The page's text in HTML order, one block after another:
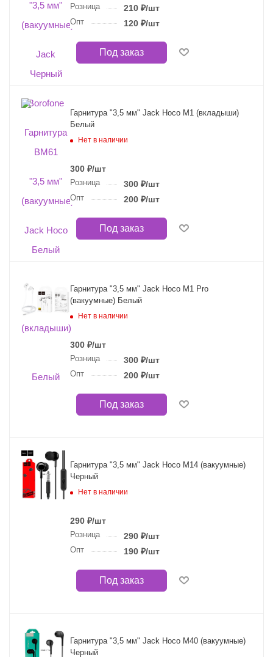
Розница 210₽/шт
Опт 120₽/шт
Под заказ
Гарнитура "3,5 мм" Jack Hoco M1 (вкладыши)
Белый
Нет в наличии
300 ₽/шт
Розница 300₽/шт
Опт 200₽/шт
Под заказ
Гарнитура "3,5 мм" Jack Hoco M1 Pro
(вакуумные) Белый
Нет в наличии
300 ₽/шт
Розница 300₽/шт
Опт 200₽/шт
Под заказ
Гарнитура "3,5 мм" Jack Hoco M14 (вакуумные)
Черный
Нет в наличии
290 ₽/шт
Розница 290₽/шт
Опт 190₽/шт
Под заказ
Гарнитура "3,5 мм" Jack Hoco M40 (вакуумные)
Черный